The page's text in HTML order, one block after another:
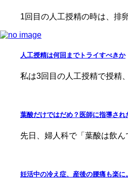
1回目の人工授精の時は、排
人工授精は何回までトライすべきか
私は3回目の人工授精で授精
葉酸だけではだめ？医師に指導さ
先日、婦人科で「葉酸は飲
妊活中の冷え症、産後の腰痛も楽